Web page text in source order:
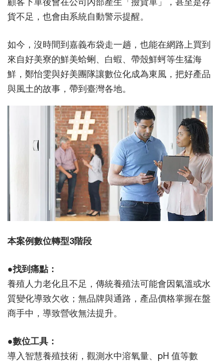
貨不足，也會由系統自動警示提醒。
如今，沒時間到嘉義布袋走一趟，也能在網路上買到
來自好美寮的鮮美蛤蜊、白蝦、帶殼鮮蚵等生猛海
鮮，鄭怡雯與好美團隊讓數位化成為東風，把好產品
與風土的故事，帶到臺灣各地。
本案例數位轉型3階段
●找到痛點：
養殖人力老化且不足，傳統養殖法可能會因氣溫或水
質變化導致欠收；無品牌與通路，產品價格掌握在盤
商手中，導致營收無法提升。
●數位工具：
導入智慧養殖技術，觀測水中溶氧量、pH 值等數